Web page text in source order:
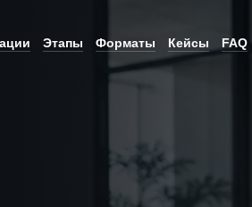
Этапы Форматы Кейсы FAQ